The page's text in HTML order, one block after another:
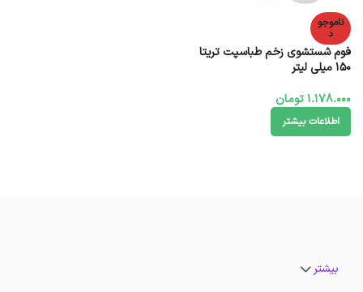
ناموجو
د
فوم شستشوی زخم طباسپت تریتا
150 میلی لیتر
1.178.000تومان
اطلاعات بیشتر
بیشتر